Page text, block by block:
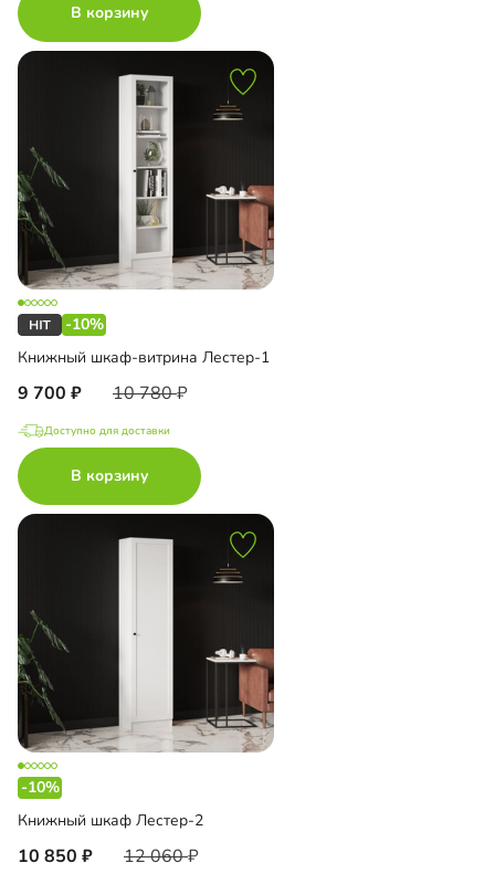
В корзину
-10%
Книжный шкаф-витрина Лестер-1
9 700 10 780
Доступно для доставки
В корзину
-10%
Книжный шкаф Лестер-2
10 850 12 060